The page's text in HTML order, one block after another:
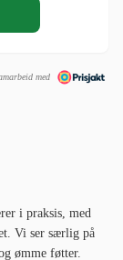
med
i praksis, med
Vi ser særlig på
ømme føtter.